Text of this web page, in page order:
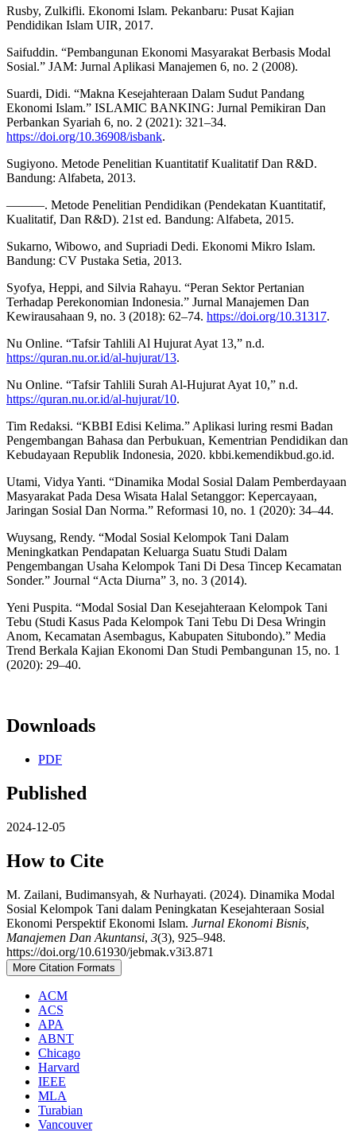
Rusby, Zulkifli. Ekonomi Islam. Pekanbaru: Pusat Kajian
Pendidikan Islam UIR, 2017.
Saifuddin. “Pembangunan Ekonomi Masyarakat Berbasis Modal
Sosial.” JAM: Jurnal Aplikasi Manajemen 6, no. 2 (2008).
Suardi, Didi. “Makna Kesejahteraan Dalam Sudut Pandang
Ekonomi Islam.” ISLAMIC BANKING: Jurnal Pemikiran Dan
Perbankan Syariah 6, no. 2 (2021): 321–34.
https://doi.org/10.36908/isbank.
Sugiyono. Metode Penelitian Kuantitatif Kualitatif Dan R&D.
Bandung: Alfabeta, 2013.
———. Metode Penelitian Pendidikan (Pendekatan Kuantitatif,
Kualitatif, Dan R&D). 21st ed. Bandung: Alfabeta, 2015.
Sukarno, Wibowo, and Supriadi Dedi. Ekonomi Mikro Islam.
Bandung: CV Pustaka Setia, 2013.
Syofya, Heppi, and Silvia Rahayu. “Peran Sektor Pertanian
Terhadap Perekonomian Indonesia.” Jurnal Manajemen Dan
Kewirausahaan 9, no. 3 (2018): 62–74. https://doi.org/10.31317.
Nu Online. “Tafsir Tahlili Al Hujurat Ayat 13,” n.d.
https://quran.nu.or.id/al-hujurat/13.
Nu Online. “Tafsir Tahlili Surah Al-Hujurat Ayat 10,” n.d.
https://quran.nu.or.id/al-hujurat/10.
Tim Redaksi. “KBBI Edisi Kelima.” Aplikasi luring resmi Badan
Pengembangan Bahasa dan Perbukuan, Kementrian Pendidikan dan
Kebudayaan Republik Indonesia, 2020. kbbi.kemendikbud.go.id.
Utami, Vidya Yanti. “Dinamika Modal Sosial Dalam Pemberdayaan
Masyarakat Pada Desa Wisata Halal Setanggor: Kepercayaan,
Jaringan Sosial Dan Norma.” Reformasi 10, no. 1 (2020): 34–44.
Wuysang, Rendy. “Modal Sosial Kelompok Tani Dalam
Meningkatkan Pendapatan Keluarga Suatu Studi Dalam
Pengembangan Usaha Kelompok Tani Di Desa Tincep Kecamatan
Sonder.” Journal “Acta Diurna” 3, no. 3 (2014).
Yeni Puspita. “Modal Sosial Dan Kesejahteraan Kelompok Tani
Tebu (Studi Kasus Pada Kelompok Tani Tebu Di Desa Wringin
Anom, Kecamatan Asembagus, Kabupaten Situbondo).” Media
Trend Berkala Kajian Ekonomi Dan Studi Pembangunan 15, no. 1
(2020): 29–40.
Downloads
PDF
Published
2024-12-05
How to Cite
M. Zailani, Budimansyah, & Nurhayati. (2024). Dinamika Modal
Sosial Kelompok Tani dalam Peningkatan Kesejahteraan Sosial
Ekonomi Perspektif Ekonomi Islam. Jurnal Ekonomi Bisnis,
Manajemen Dan Akuntansi, 3(3), 925–948.
https://doi.org/10.61930/jebmak.v3i3.871
More Citation Formats
ACM
ACS
APA
ABNT
Chicago
Harvard
IEEE
MLA
Turabian
Vancouver